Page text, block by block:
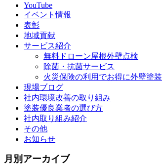
YouTube
イベント情報
表彰
地域貢献
サービス紹介
無料ドローン屋根外壁点検
除菌・抗菌サービス
火災保険の利用でお得に外壁塗装
現場ブログ
社内環境改善の取り組み
塗装優良業者の選び方
社内取り組み紹介
その他
お知らせ
月別アーカイブ